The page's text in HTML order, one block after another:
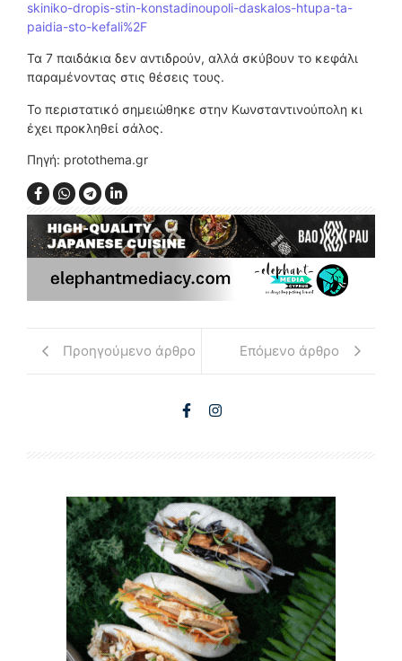
skiniko-dropis-stin-konstadinoupoli-daskalos-htupa-ta-
paidia-sto-kefali%2F
Τα 7 παιδάκια δεν αντιδρούν, αλλά σκύβουν το κεφάλι
παραμένοντας στις θέσεις τους.
Το περιστατικό σημειώθηκε στην Κωνσταντινούπολη κι
έχει προκληθεί σάλος.
Πηγή: protothema.gr
Προηγούμενο άρθρο Επόμενο άρθρο